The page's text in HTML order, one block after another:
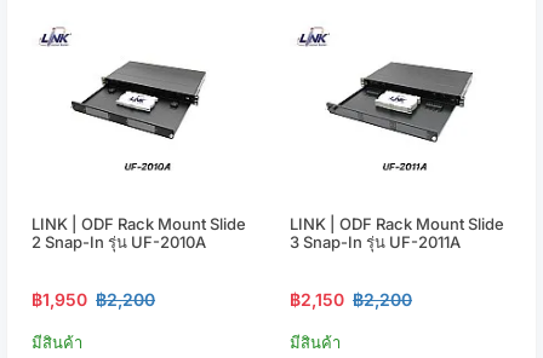
LINK | ODF Rack Mount Slide
2 Snap-In รุ่น UF-2010A
฿1,950 ฿2,200
มีสินค้า
LINK | ODF Rack Mount Slide
3 Snap-In รุ่น UF-2011A
฿2,150 ฿2,200
มีสินค้า